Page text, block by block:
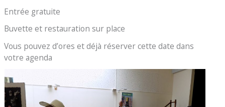
Entrée gratuite
Buvette et restauration sur place
Vous pouvez d’ores et déjà réserver cette date dans
votre agenda